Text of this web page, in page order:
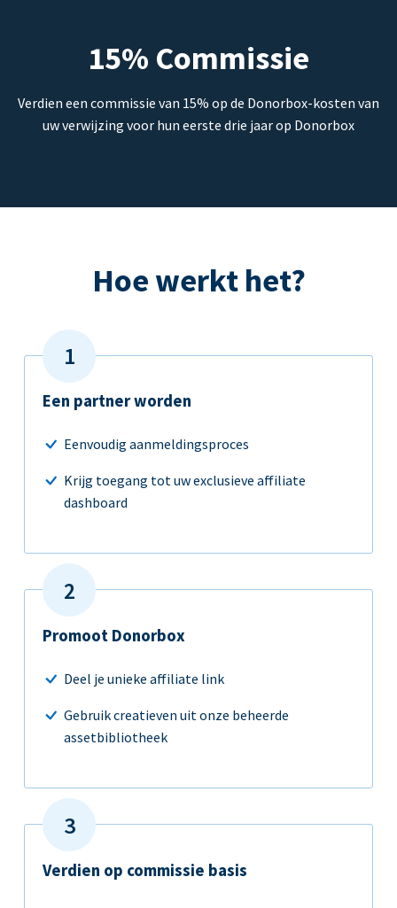
15% Commissie
Verdien een commissie van 15% op de Donorbox-kosten van
uw verwijzing voor hun eerste drie jaar op Donorbox
Hoe werkt het?
Een partner worden
Eenvoudig aanmeldingsproces
Krijg toegang tot uw exclusieve affiliate
dashboard
Promoot Donorbox
Deel je unieke affiliate link
Gebruik creatieven uit onze beheerde
assetbibliotheek
Verdien op commissie basis